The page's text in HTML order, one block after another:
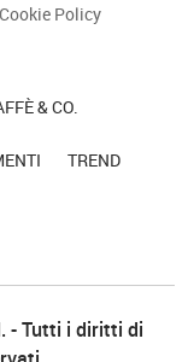
Policy
& CO.
TREND
- Tutti i diritti di